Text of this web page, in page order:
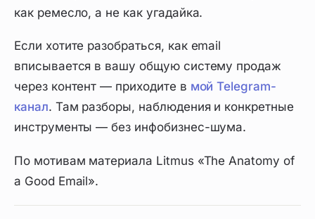
как ремесло, а не как угадайка.
Если хотите разобраться, как email
вписывается в вашу общую систему продаж
через контент — приходите в мой Telegram-
канал. Там разборы, наблюдения и конкретные
инструменты — без инфобизнес-шума.
По мотивам материала Litmus «The Anatomy of
a Good Email».